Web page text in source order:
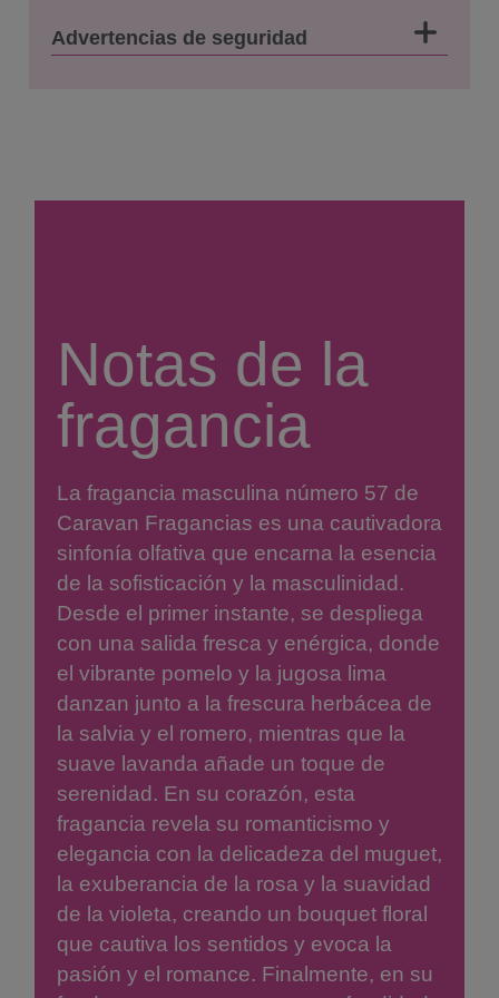
Advertencias de seguridad
Notas de la
fragancia
La fragancia masculina número 57 de
Caravan Fragancias es una cautivadora
sinfonía olfativa que encarna la esencia
de la sofisticación y la masculinidad.
Desde el primer instante, se despliega
con una salida fresca y enérgica, donde
el vibrante pomelo y la jugosa lima
danzan junto a la frescura herbácea de
la salvia y el romero, mientras que la
suave lavanda añade un toque de
serenidad. En su corazón, esta
fragancia revela su romanticismo y
elegancia con la delicadeza del muguet,
la exuberancia de la rosa y la suavidad
de la violeta, creando un bouquet floral
que cautiva los sentidos y evoca la
pasión y el romance. Finalmente, en su